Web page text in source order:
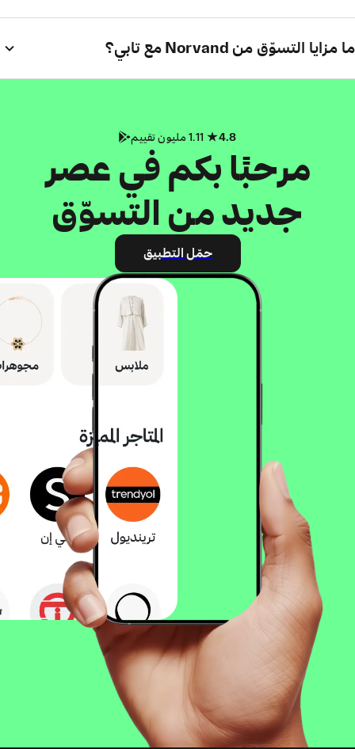
ما مزايا التسوّق من Norvand مع تابي؟
4.8
مرحبًا بكم في عصر
جديد من التسوّق
حمّل التطبيق